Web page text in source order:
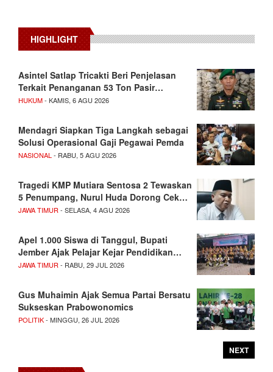
HIGHLIGHT
Asintel Satlap Tricakti Beri Penjelasan
Terkait Penanganan 53 Ton Pasir…
HUKUM- KAMIS, 6 AGU 2026
Mendagri Siapkan Tiga Langkah sebagai
Solusi Operasional Gaji Pegawai Pemda
NASIONAL - RABU, 5 AGU 2026
Tragedi KMP Mutiara Sentosa 2 Tewaskan
5 Penumpang, Nurul Huda Dorong Cek…
JAWA TIMUR - SELASA, 4 AGU 2026
Apel 1.000 Siswa di Tanggul, Bupati
Jember Ajak Pelajar Kejar Pendidikan…
JAWA TIMUR - RABU, 29 JUL 2026
Gus Muhaimin Ajak Semua Partai Bersatu
Sukseskan Prabowonomics
POLITIK- MINGGU, 26 JUL 2026
NEXT